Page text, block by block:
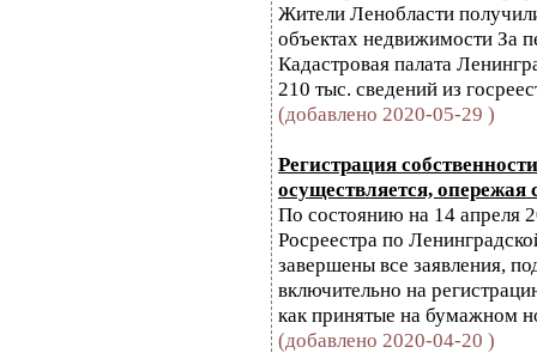
Жители Ленобласти
объектах недвижимости За
Кадастровая палата
210 тыс. сведений из
(добавлено 2020-05-29 )
Регистрация
осуществляется, опережая
По состоянию на 14 апреля
Росреестра по
завершены все заявления,
включительно на
как принятые на бумажном
(добавлено 2020-04-20 )